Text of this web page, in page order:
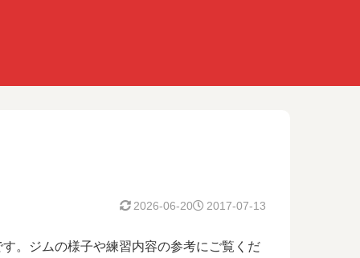
2017-07-13
2026-06-20
。ジムの様子や練習内容の参考にご覧くだ